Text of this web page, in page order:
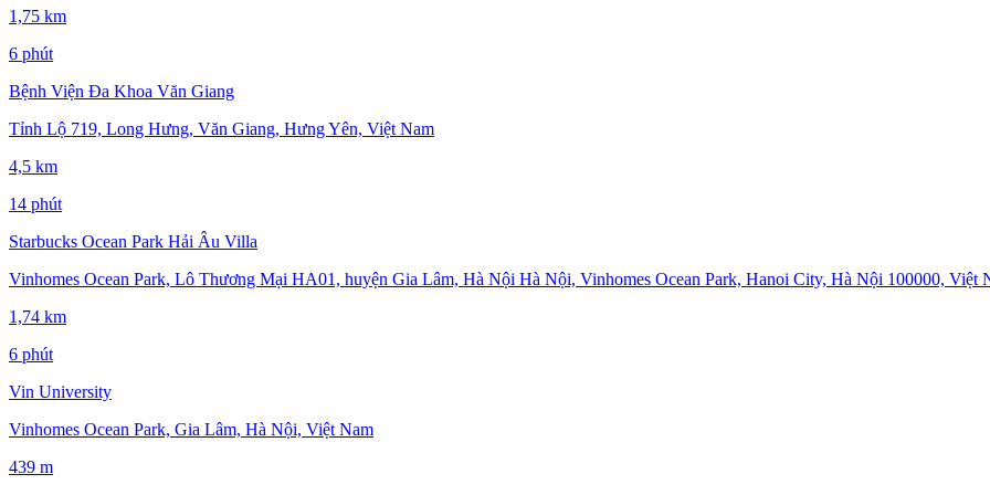
1,75 km
6 phút
Bệnh Viện Đa Khoa Văn Giang
Tỉnh Lộ 719, Long Hưng, Văn Giang, Hưng Yên, Việt Nam
4,5 km
14 phút
Starbucks Ocean Park Hải Âu Villa
Vinhomes Ocean Park, Lô Thương Mại HA01, huyện Gia Lâm, Hà Nội Hà Nội, Vinhomes Ocean Park, Hanoi City, Hà Nội 100000, Việt
1,74 km
6 phút
Vin University
Vinhomes Ocean Park, Gia Lâm, Hà Nội, Việt Nam
439 m